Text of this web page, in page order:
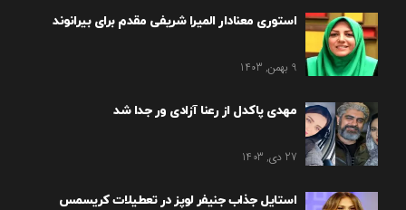
استوری معنادار المیرا شریفی مقدم برای بیرانوند
9 بهمن, 1403
مهدی پاکدل از رعنا آزادی ور جدا شد
27 دی, 1403
استایل جذاب جنیفر لوپز در تعطیلات کریسمس